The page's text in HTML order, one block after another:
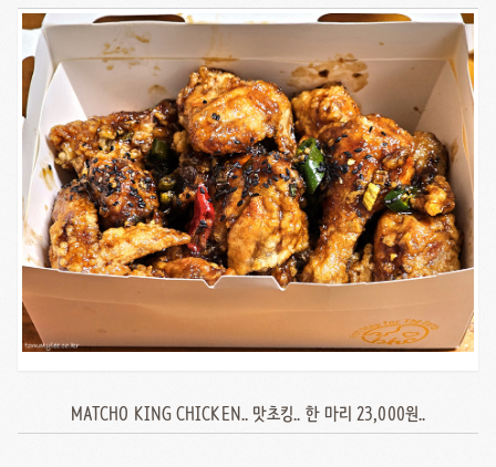
MATCHO KING CHICKEN.. 맛초킹.. 한 마리 23,000원..